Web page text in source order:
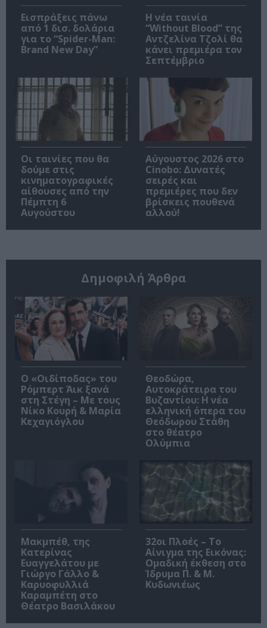
Εισπράξεις πάνω
από 1 δισ. δολάρια
για το “Spider-Man:
Brand New Day”
Η νέα ταινία
“Without Blood” της
Αντζελίνα Τζολί θα
κάνει πρεμιέρα τον
Σεπτέμβριο
Οι ταινίες που θα
δούμε στις
κινηματογραφικές
αίθουσες από την
Πέμπτη 6
Αυγούστου
Αύγουστος 2026 στο
Cinobo: Δυνατές
σειρές και
πρεμιέρες που δεν
βρίσκεις πουθενά
αλλού!
Δημοφιλή Άρθρα
O «Οιδίποδας» του
Ρόμπερτ Άικ ξανά
στη Στέγη – Με τους
Νίκο Κουρή & Μαρία
Κεχαγιόγλου
Θεοδώρα,
Αυτοκράτειρα του
Βυζαντίου: Η νέα
ελληνική όπερα του
Θεόδωρου Στάθη
στο θέατρο
Ολύμπια
Μακμπέθ, της
Κατερίνας
Ευαγγελάτου με
Γιώργο Γάλλο &
Καρυοφυλλιά
Καραμπέτη στο
Θέατρο Βασιλάκου
32οι Πλοές – Το
Αίνιγμα της Εικόνας:
Ομαδική έκθεση στο
Ίδρυμα Π. & Μ.
Κυδωνιέως